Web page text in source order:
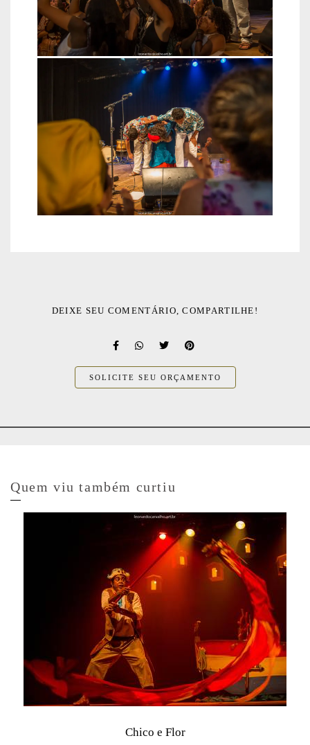
DEIXE SEU COMENTÁRIO, COMPARTILHE!
SOLICITE SEU ORÇAMENTO
Quem viu também curtiu
Chico e Flor